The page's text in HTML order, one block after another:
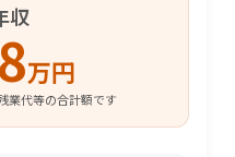
収
万円
業代等の合計額です